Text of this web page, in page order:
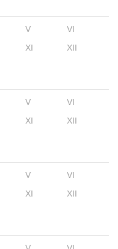
V
VI
XI XII
V
VI
XI XII
V
VI
XI XII